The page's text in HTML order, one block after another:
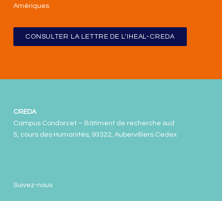
Amériques.
CONSULTER LA LETTRE DE L'IHEAL-CREDA
CREDA
Campus Condorcet – Bâtiment de recherche sud
5, cours des Humanités, 93322, Aubervilliers Cedex
Suivez-nous